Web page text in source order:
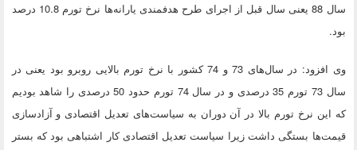
سال 88 یعنی سال قبل از اجرای طرح هدفمندی یارانه‌ها نرخ تورم 10.8 درصد
بود.
وی افزود: در سال‌های 73 و 74 کشور با نرخ تورم بالایی روبرو بود یعنی در
سال 73 تورم 35 درصدی و در سال 74 تورم حدود 50 درصدی را شاهد بودیم
که این نرخ تورم بالا در آن دوران به سیاست‌های تعدیل اقتصادی و آزاد‌سازی
قیمت‌ها بستگی داشت زیرا سیاست تعدیل اقتصادی کار اشتباهی بود که بستر